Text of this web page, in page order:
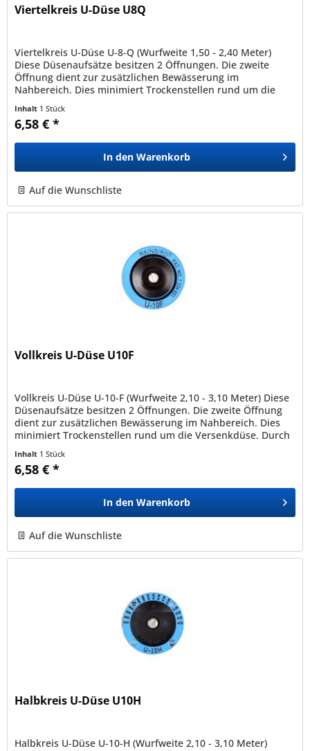
Viertelkreis U-Düse U8Q
Viertelkreis U-Düse U-8-Q (Wurfweite 1,50 - 2,40 Meter)
Diese Düsenaufsätze besitzen 2 Öffnungen. Die zweite
Öffnung dient zur zusätzlichen Bewässerung im
Nahbereich. Dies minimiert Trockenstellen rund um die
Inhalt 1 Stück
6,58 € *
In den Warenkorb
Auf die Wunschliste
Vollkreis U-Düse U10F
Vollkreis U-Düse U-10-F (Wurfweite 2,10 - 3,10 Meter) Diese
Düsenaufsätze besitzen 2 Öffnungen. Die zweite Öffnung
dient zur zusätzlichen Bewässerung im Nahbereich. Dies
minimiert Trockenstellen rund um die Versenkdüse. Durch
Inhalt 1 Stück
6,58 € *
In den Warenkorb
Auf die Wunschliste
Halbkreis U-Düse U10H
Halbkreis U-Düse U-10-H (Wurfweite 2,10 - 3,10 Meter)